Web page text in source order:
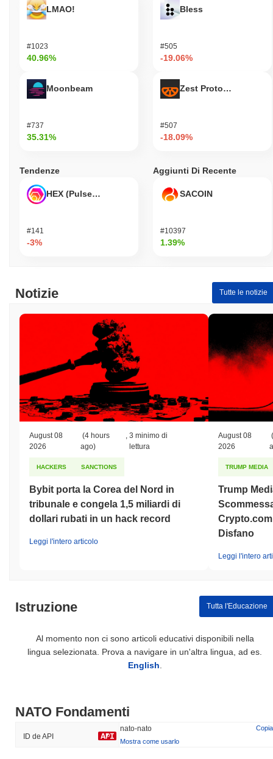
LMAO!
#1023
40.96%
Moonbeam
#737
35.31%
Bless
#505
-19.06%
Zest Protocol
#507
-18.09%
Tendenze
HEX (Pulsechain)
#141
-3%
Aggiunti Di Recente
SACOIN
#10397
1.39%
Notizie Tutte le notizie
August 08
2026
(4 hours
ago)
,3 minimo di
lettura
HACKERS SANCTIONS
Bybit porta la Corea del Nord in
tribunale e congela 1,5 miliardi di
dollari rubati in un hack record
Leggi l'intero articolo
August 08
2026
TRUMP MEDIA
Trump
Disfano
Leggi l'intero
Istruzione Tutta l'Educazione
Al momento non ci sono articoli educativi disponibili nella
lingua selezionata. Prova a navigare in un'altra lingua, ad es.
English
NATO Fondamenti
ID de API
nato-nato
Copia
Mostra come usarlo